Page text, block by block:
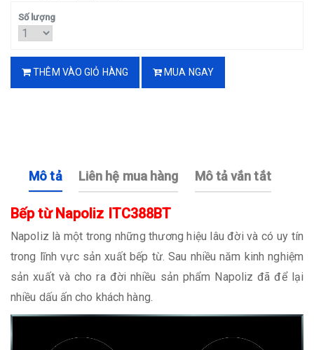
Số lượng
THÊM VÀO GIỎ HÀNG MUA NGAY
Mô tả Liên hệ mua hàng Mô tả vắn tắt
Bếp từ Napoliz ITC388BT
Napoliz là một trong những thương hiệu lâu đời và có uy tín
trong lĩnh vực sản xuất bếp từ. Sau nhiều năm kinh nghiệm
sản xuất và cho ra đời nhiều sản phẩm Napoliz đã để lại
nhiều dấu ấn cho khách hàng.